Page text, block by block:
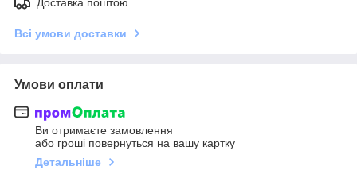
Всі умови доставки
Умови оплати
Ви отримаєте замовлення
або гроші повернуться на вашу картку
Детальніше